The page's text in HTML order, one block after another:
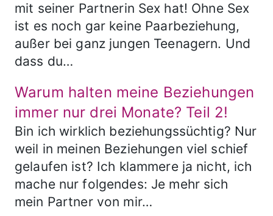
mit seiner Partnerin Sex hat! Ohne Sex
ist es noch gar keine Paarbeziehung,
außer bei ganz jungen Teenagern. Und
dass du…
Warum halten meine Beziehungen
immer nur drei Monate? Teil 2!
Bin ich wirklich beziehungssüchtig? Nur
weil in meinen Beziehungen viel schief
gelaufen ist? Ich klammere ja nicht, ich
mache nur folgendes: Je mehr sich
mein Partner von mir…